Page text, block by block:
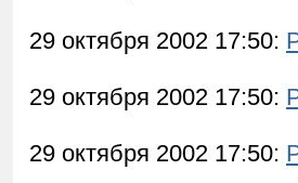
29 октября 2002 17:50:
29 октября 2002 17:50:
29 октября 2002 17:50: